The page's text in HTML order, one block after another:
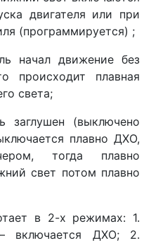
двигателя или при
(программируется) ;
движение без
происходит плавная
света;
(выключено
плавно ДХО,
тогда плавно
свет потом плавно
в 2-х режимах: 1.
включается ДХО; 2.